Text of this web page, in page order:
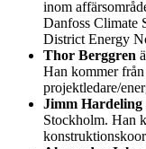
inom
Danfoss Climate
District Energy
Thor Berggren
Han kommer
projektledare/
Jimm Hardeling
Stockholm. Han